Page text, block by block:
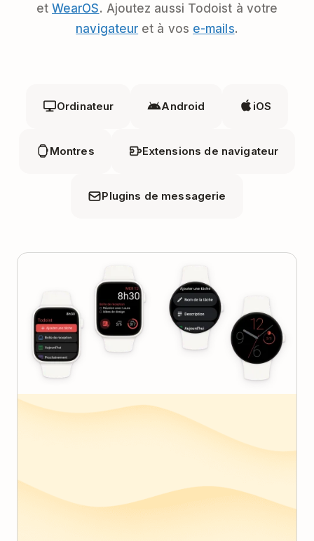
etWearOS. Ajoutez aussi Todoist à votre
navigateur et à vos e-mails.
Ordinateur Android iOS
Montres Extensions de navigateur
Plugins de messagerie